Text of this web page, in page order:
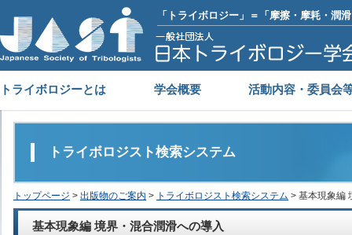
「トライボロジー」＝「摩擦・摩耗・潤
トライボロジーとは 学会概要 活動内容・委員会
トライボロジスト検索システム
トップページ > 出版物のご案内 > トライボロジスト検索システム > 基本現象編
基本現象編 境界・混合潤滑への導入